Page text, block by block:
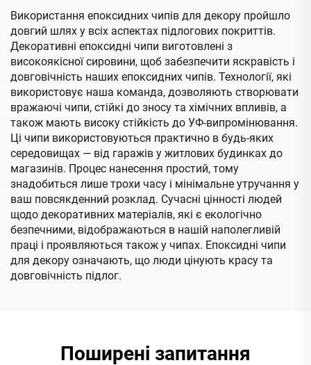
Використання епоксидних чипів для декору пройшло
довгий шлях у всіх аспектах підлогових покриттів.
Декоративні епоксидні чипи виготовлені з
високоякісної сировини, щоб забезпечити яскравість і
довговічність наших епоксидних чипів. Технології, які
використовує наша команда, дозволяють створювати
вражаючі чипи, стійкі до зносу та хімічних впливів, а
також мають високу стійкість до УФ-випромінювання.
Ці чипи використовуються практично в будь-яких
середовищах — від гаражів у житлових будинках до
магазинів. Процес нанесення простий, тому
знадобиться лише трохи часу і мінімальне утручання у
ваш повсякденний розклад. Сучасні цінності людей
щодо декоративних матеріалів, які є екологічно
безпечними, відображаються в нашій наполегливій
праці і проявляються також у чипах. Епоксидні чипи
для декору означають, що люди цінують красу та
довговічність підлог.
Поширені запитання